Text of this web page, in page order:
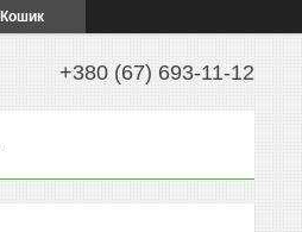
Кошик
+380 (67) 693-11-12